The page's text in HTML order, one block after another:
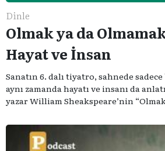
Dinle
Olmak ya da
Hayat ve İnsan
Sanatın 6. dalı tiyatro, sahnede
aynı zamanda hayatı ve insanı da
yazar William Sheakspeare’nin
serimizde; tiyatroyu, alanının uzman
konuşuyoruz..